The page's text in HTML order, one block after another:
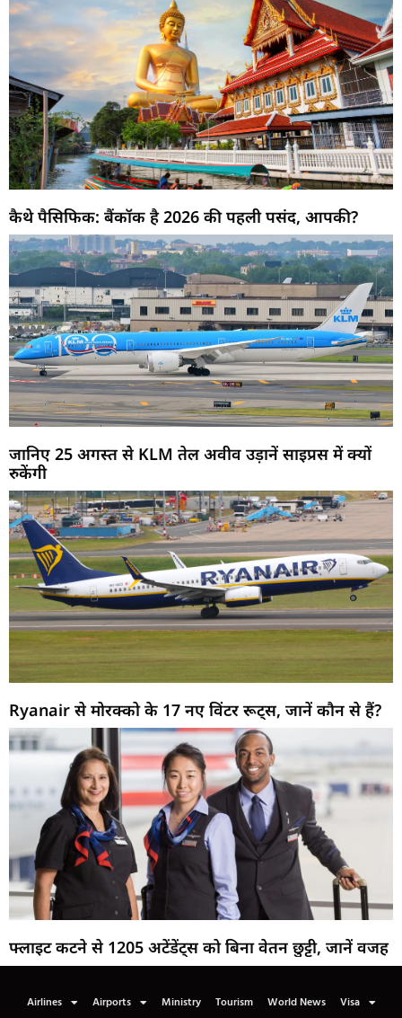
कैथे पैसिफिक: बैंकॉक है 2026 की पहली पसंद, आपकी?
जानिए 25 अगस्त से KLM तेल अवीव उड़ानें साइप्रस में क्यों
रुकेंगी
Ryanair से मोरक्को के 17 नए विंटर रूट्स, जानें कौन से हैं?
फ्लाइट कटने से 1205 अटेंडेंट्स को बिना वेतन छुट्टी, जानें वजह
Airlines Airports Ministry Tourism World News
Visa